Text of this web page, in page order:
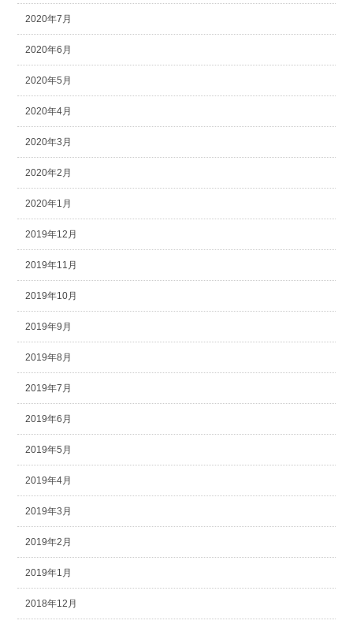
2020年7月
2020年6月
2020年5月
2020年4月
2020年3月
2020年2月
2020年1月
2019年12月
2019年11月
2019年10月
2019年9月
2019年8月
2019年7月
2019年6月
2019年5月
2019年4月
2019年3月
2019年2月
2019年1月
2018年12月